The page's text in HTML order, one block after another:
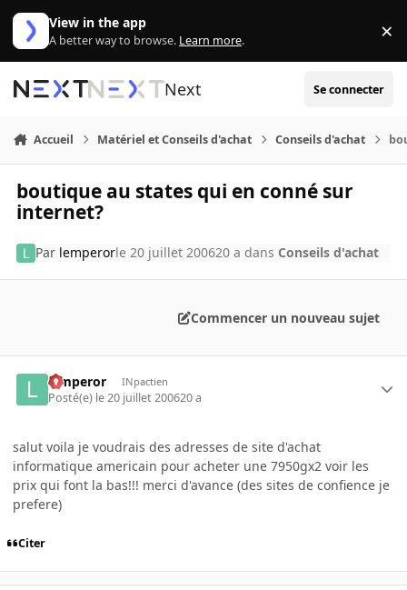
Aller au contenu
View in the app
A better way to browse. Learn more. ×
Next Se connecter
Accueil Matériel et Conseils d'achat Conseils d'achat
boutique au states qui en conné sur
internet?
Par lemperorle 20 juillet 200620 a dans Conseils d'achat
Commencer un nouveau sujet
lemperor INpactien
Posté(e) le 20 juillet 200620 a
salut voila je voudrais des adresses de site d'achat
informatique americain pour acheter une 7950gx2 voir les
prix qui font la bas!!! merci d'avance (des sites de confience je
prefere)
Citer